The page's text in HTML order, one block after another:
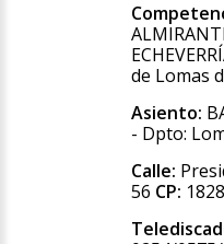
de Lomas
Asiento:
- Dpto:
Calle:
56 CP: 1828